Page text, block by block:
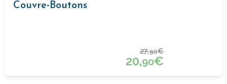
Couvre-Boutons
27,90€
20,90€